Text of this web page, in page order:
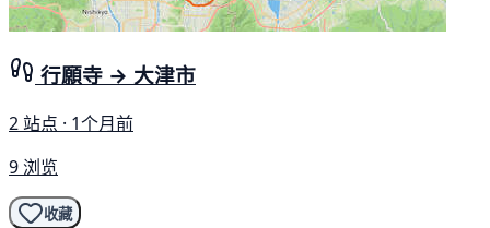
行願寺 → 大津市
2 站点 · 1个月前
9 浏览
收藏